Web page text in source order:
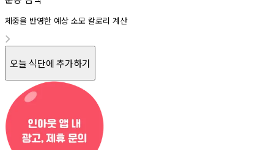
체중을 반영한 예상 소모 칼로리 계산
오늘 식단에 추가하기